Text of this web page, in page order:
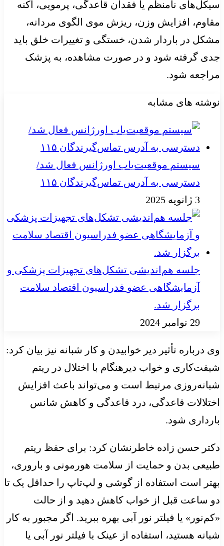
سیکل‌های نامنظم یا فقدان قاعدگی، پرمویی، آکنه
مقاوم، افزایش وزن، ریزش موی الگوی مردانه،
مشکل در باردار شدن، خستگی و تغییرات خلق باید
جدی گرفته شود و در صورت مشاهده، به پزشک
مراجعه شود.
نوشته های مشابه
سیستم موقعیت‌یاب اورژانس فعال شد/
دسترسی به آدرس تماس‌گیرندگان ۱۱۵
3 ژانویه 2025
جلسه هم‌اندیشی تشکل‌های تجهیزات پزشکی و
آزمایشگاهی عضو فدراسیون اقتصاد سلامت
برگزار شد.
29 نوامبر 2024
وی درباره تأثیر دیر خوابیدن و کار شبانه نیز بیان کرد:
شیفت‌کاری و خواب دیرهنگام با اختلال در ریتم
شبانه‌روزی مرتبط است و می‌تواند باعث افزایش
اختلالات قاعدگی، درد قاعدگی و کاهش شانس
بارداری شود.
دکتر حسن زاده خاطرنشان کرد: برای حفظ ریتم
طبیعی بدن و حمایت از سلامت هورمونی و باروری،
بهتر است استفاده از گوشی و لپ‌تاپ را حداقل یک تا
دو ساعت قبل از خواب کاهش دهید و از حالت
«کم‌نور» یا فیلتر نور آبی بهره ببرید. اگر مجبور به کار
شبانه هستید، استفاده از عینک با فیلتر نور آبی یا